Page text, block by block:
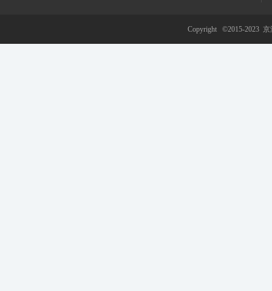
Copyright ©2015-2023 京